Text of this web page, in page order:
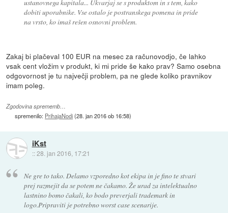
ustanovnega kapitala... Ukvarjaj se s produktom in s tem, kako
dobiti uporabnike. Vse ostalo je postranskega pomena in pride
na vrsto, ko imaš rešen osnovni problem.
Zakaj bi plačeval 100 EUR na mesec za računovodjo, če lahko
vsak cent vložim v produkt, ki mi pride še kako prav? Samo osebna
odgovornost je tu največji problem, pa ne glede koliko pravnikov
imam poleg.
Zgodovina sprememb…
spremenilo: PrihajaNodi(28. jan 2016 ob 16:58)
iKst
::28. jan 2016, 17:21
Ne gre to tako. Delamo vzporedno kot ekipa in je fino te stvari
prej razmejit da se potem ne čakamo. Že urad za intelektualno
lastnino bomo čakali, ko bodo preverjali trademark in
logo.Pripraviti je potrebno worst case scenarije.